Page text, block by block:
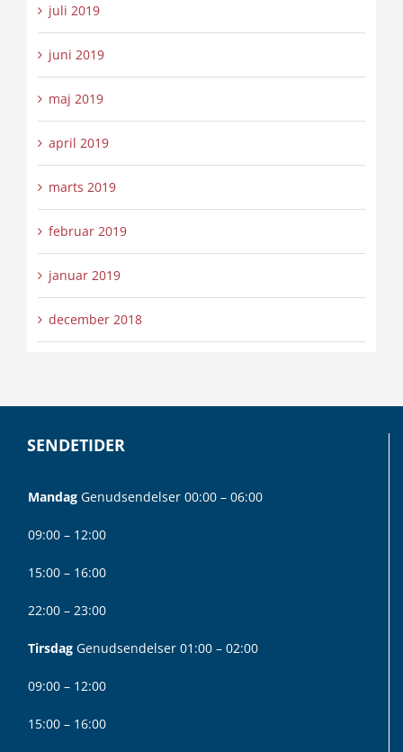
juli 2019
juni 2019
maj 2019
april 2019
marts 2019
februar 2019
januar 2019
december 2018
SENDETIDER
Mandag Genudsendelser 00:00 – 06:00
09:00 – 12:00
15:00 – 16:00
22:00 – 23:00
Tirsdag Genudsendelser 01:00 – 02:00
09:00 – 12:00
15:00 – 16:00